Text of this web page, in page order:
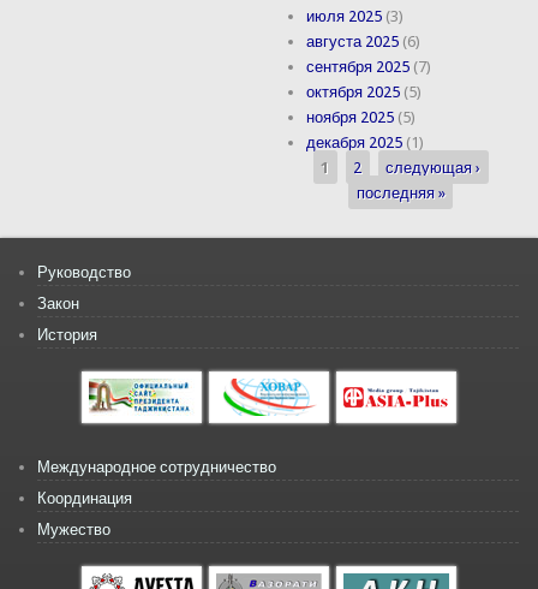
июля 2025 (3)
августа 2025 (6)
сентября 2025 (7)
октября 2025 (5)
ноября 2025 (5)
декабря 2025 (1)
Страницы
1 2
следующая ›
последняя »
Руководство
Закон
История
Международное сотрудничество
Координация
Мужество